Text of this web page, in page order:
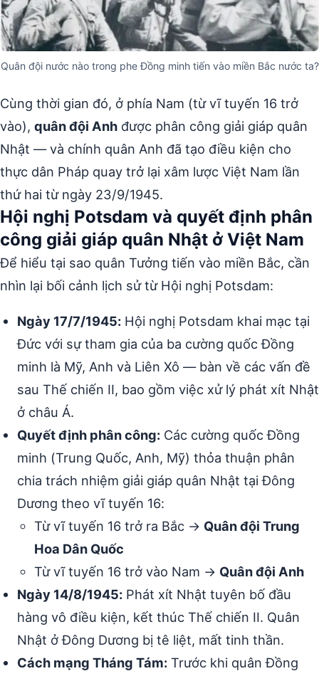
Quân đội nước nào trong phe Đồng minh tiến vào miền Bắc nước ta?
Cùng thời gian đó, ở phía Nam (từ vĩ tuyến 16 trở
vào), quân đội Anh được phân công giải giáp quân
Nhật — và chính quân Anh đã tạo điều kiện cho
thực dân Pháp quay trở lại xâm lược Việt Nam lần
thứ hai từ ngày 23/9/1945.
Hội nghị Potsdam và quyết định phân
công giải giáp quân Nhật ở Việt Nam
Để hiểu tại sao quân Tưởng tiến vào miền Bắc, cần
nhìn lại bối cảnh lịch sử từ Hội nghị Potsdam:
Ngày 17/7/1945: Hội nghị Potsdam khai mạc tại
Đức với sự tham gia của ba cường quốc Đồng
minh là Mỹ, Anh và Liên Xô — bàn về các vấn đề
sau Thế chiến II, bao gồm việc xử lý phát xít Nhật
ở châu Á.
Quyết định phân công: Các cường quốc Đồng
minh (Trung Quốc, Anh, Mỹ) thỏa thuận phân
chia trách nhiệm giải giáp quân Nhật tại Đông
Dương theo vĩ tuyến 16:
Từ vĩ tuyến 16 trở ra Bắc → Quân đội Trung
Hoa Dân Quốc
Từ vĩ tuyến 16 trở vào Nam → Quân đội Anh
Ngày 14/8/1945: Phát xít Nhật tuyên bố đầu
hàng vô điều kiện, kết thúc Thế chiến II. Quân
Nhật ở Đông Dương bị tê liệt, mất tinh thần.
Cách mạng Tháng Tám: Trước khi quân Đồng